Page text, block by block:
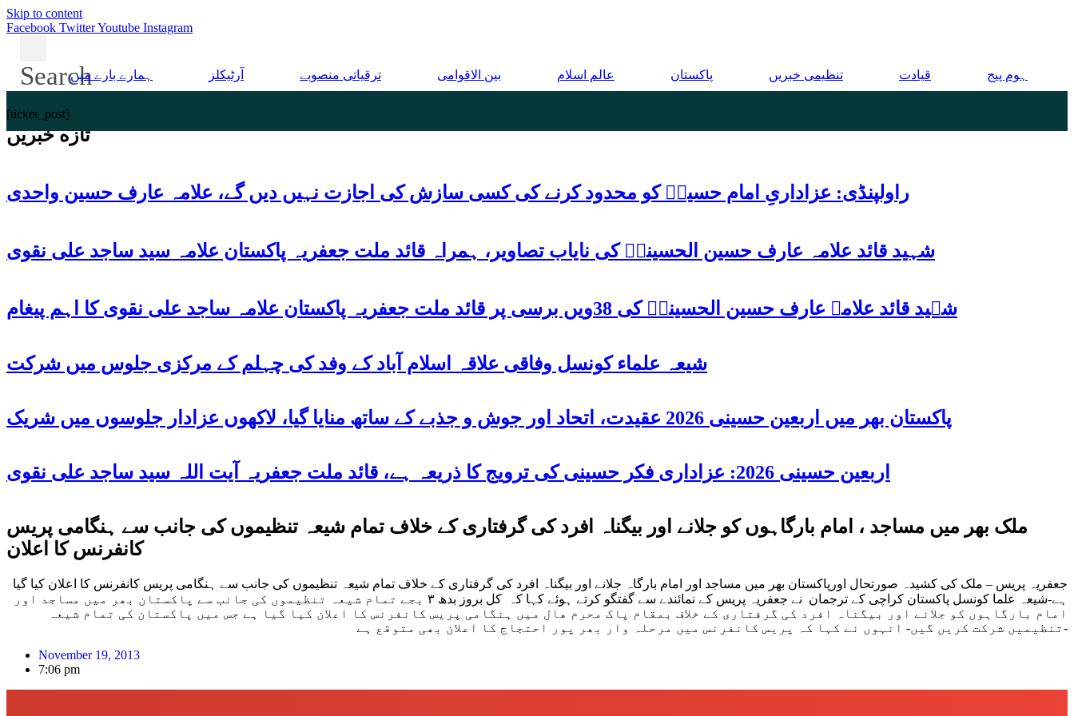
Skip to content
Facebook TwitterYoutube Instagram
Search
[ticker_post]
ہوم پیج قیادت تنظیمی خبریں پاکستان عالم اسلام بین الاقوامی ترقیاتی منصوبے آرٹیکلز ہمارے بارے میں
تازه خبریں
راولپنڈی: عزاداریِ امام حسینؑ کو محدود کرنے کی کسی سازش کی اجازت نہیں دیں گے، علامہ عارف حسین واحدی
شہید قائد علامہ عارف حسین الحسینیؒ کی نایاب تصاویر، ہمراہ قائد ملت جعفریہ پاکستان علامہ سید ساجد علی نقوی
شہید قائد علامہ عارف حسین الحسینیؒ کی 38ویں برسی پر قائد ملت جعفریہ پاکستان علامہ ساجد علی نقوی کا اہم پیغام
شیعہ علماء کونسل وفاقی علاقہ اسلام آباد کے وفد کی چہلم کے مرکزی جلوس میں شرکت
پاکستان بھر میں اربعین حسینی 2026 عقیدت، اتحاد اور جوش و جذبے کے ساتھ منایا گیا، لاکھوں عزادار جلوسوں میں شریک
اربعین حسینی 2026: عزاداری فکر حسینی کی ترویج کا ذریعہ ہے، قائد ملت جعفریہ آیت اللہ سید ساجد علی نقوی
ملک بھر میں مساجد ، امام بارگاہوں کو جلانے اور بیگناہ افرد کی گرفتاری کے خلاف تمام شیعہ تنظیموں کی جانب سے ہنگامی پریس
کانفرنس کا اعلان
جعفریہ پریس – ملک کی کشیدہ صورتحال اورپاکستان بھر میں مساجد اور امام بارگاہ جلانے اور بیگناہ افرد کی گرفتاری کے خلاف تمام شیعہ تنظیموں کی جانب سے ہنگامی پریس کانفرنس کا اعلان کیا گیا
ہے-شیعہ علما کونسل پاکستان کراچی کے ترجمان نے جعفریہ پریس کے نمائندے سے گفتگو کرتے ہوئے کہا کہ کل بروز بدھ ٣ بجے تمام شیعہ تنظیموں کی جانب سے پاکستان بھر میں مساجد اور
امام بارگاہوں کو جلانے اور بیگناہ افرد کی گرفتاری کے خلاف بمقام پاک محرم ھال میں ہنگامی پریس کانفرنس کا اعلان کیا گیا ہے جس میں پاکستان کی تمام شیعہ
تنظیمیں شرکت کریں گیں- انہوں نے کہا کہ پریس کانفرنس میں مرحلہ وار بھر پور احتجاج کا اعلان بھی متوقع ہے-
November 19, 2013
7:06 pm